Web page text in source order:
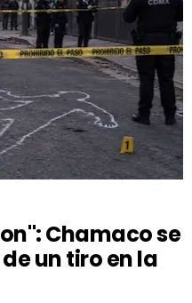
Chamaco se
un tiro en la